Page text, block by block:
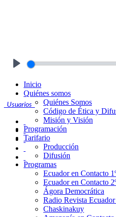
Usuarios
Inicio
Quiénes somos
Quiénes Somos
Código de Ética y
Misión y Visión
Programación
Tarifario
Producción
Difusión
Programas
Ecuador en Contacto
Ecuador en Contacto
Ágora Democrática
Radio Revista
Chaskinakuy